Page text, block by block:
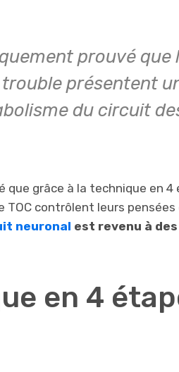
prouvé que
présentent
du circuit
que grâce à la technique en
contrôlent leurs pensées
neuronal est revenu à
en 4